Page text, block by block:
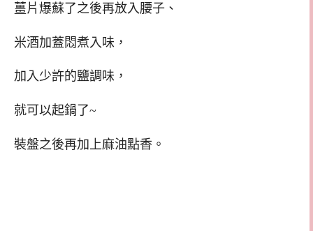
薑片爆蘇了之後再放入腰子、
米酒加蓋悶煮入味，
加入少許的鹽調味，
就可以起鍋了~
裝盤之後再加上麻油點香。